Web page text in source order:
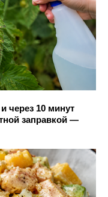
через 10 минут
заправкой —